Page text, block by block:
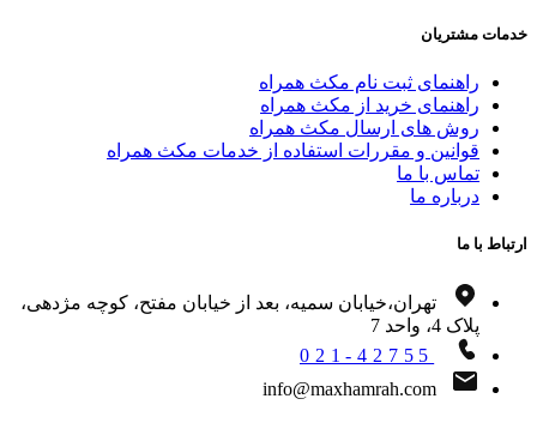
مشتریان
راهنمای ثبت نام مکث همراه
راهنمای خرید از مکث همراه
روش های ارسال مکث همراه
قوانین و مقررات استفاده از خدمات مکث همراه
تماس با ما
درباره ما
با ما
تهران،خیابان سمیه، بعد از خیابان مفتح، کوچه مژدهی،
پلاک 4، واحد 7
021-42755
info@maxhamrah.com